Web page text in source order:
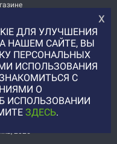
о магазине
печати на фетре
АП
08
2026
х
ДЛЯ УЛУЧШЕНИЯ
НАШЕМ САЙТЕ, ВЫ
ПЕРСОНАЛЬНЫХ
ИСПОЛЬЗОВАНИЯ
С
О
ИСПОЛЬЗОВАНИИ
ЗДЕСЬ.